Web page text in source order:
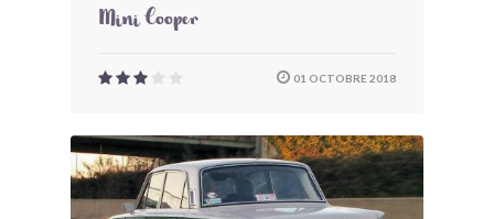
Mini Cooper
01 OCTOBRE 2018